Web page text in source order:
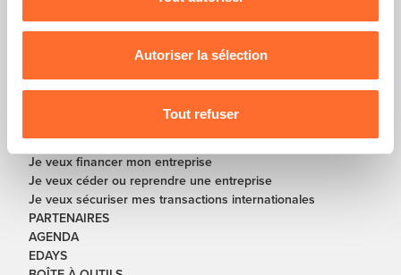
nous utilisons lescookies et sommes amenés à traiter
vos données personnelles, vous pouvez consulter notre
protection des données personnelles.
Autoriser la sélection
Tout refuser
Je veux créer ou re-créer une entreprise
Je veux développer ou redresser mon entreprise
Je veux digitaliser mon entreprise
Je veux mettre fin à mon entreprise
Je veux financer mon entreprise
Je veux céder ou reprendre une entreprise
Je veux sécuriser mes transactions internationales
PARTENAIRES
AGENDA
EDAYS